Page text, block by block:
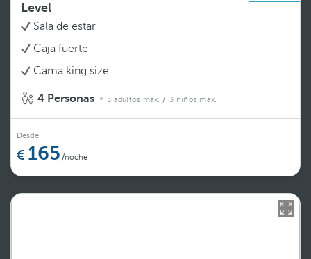
Level
Sala de estar
Caja fuerte
Cama king size
4 Personas 3 adultos máx. / 3 niños máx.
Desde
165 /noche